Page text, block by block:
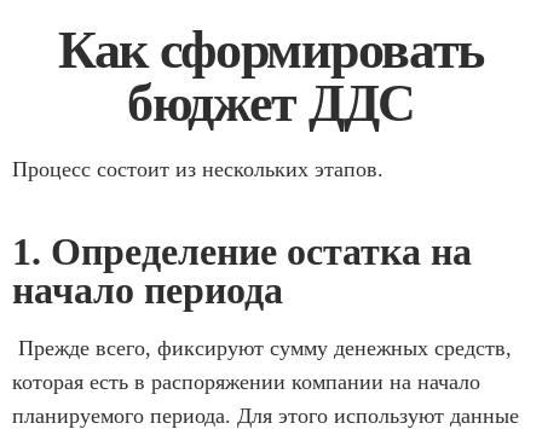
Как сформировать
бюджет ДДС
Процесс состоит из нескольких этапов.
1. Определение остатка на
начало периода
Прежде всего, фиксируют сумму денежных средств,
которая есть в распоряжении компании на начало
планируемого периода. Для этого используют данные